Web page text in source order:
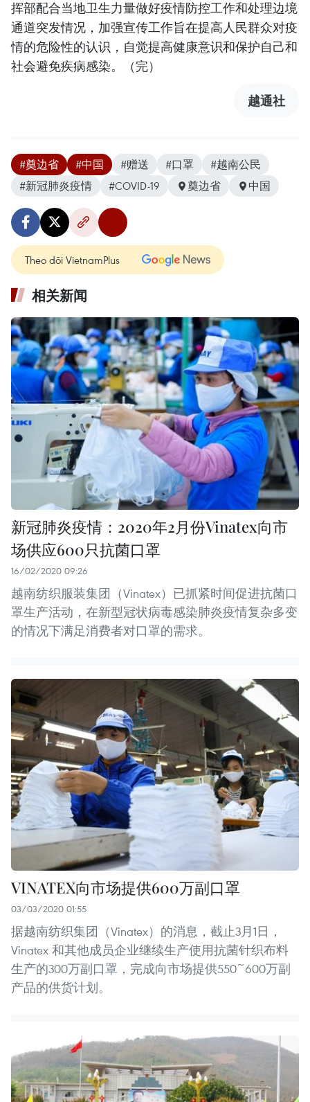
挥部配合当地卫生力量做好疫情防控工作和处理边境
通道突发情况，加强宣传工作旨在提高人民群众对疫
情的危险性的认识，自觉提高健康意识和保护自己和
社会避免疾病感染。（完）
越通社
#奠边省 #中国 #赠送 #口罩
#越南公民
#新冠肺炎疫情
#COVID-19 奠边省 中国
Theo dõi VietnamPlus
相关新闻
新冠肺炎疫情：2020年2月份Vinatex向市
场供应600只抗菌口罩
16/02/2020 09:26
越南纺织服装集团（Vinatex）已抓紧时间促进抗菌口
罩生产活动，在新型冠状病毒感染肺炎疫情复杂多变
的情况下满足消费者对口罩的需求。
VINATEX向市场提供600万副口罩
03/03/2020 01:55
据越南纺织集团（Vinatex）的消息，截止3月1日，
Vinatex 和其他成员企业继续生产使用抗菌针织布料
生产的300万副口罩，完成向市场提供550~600万副
产品的供货计划。